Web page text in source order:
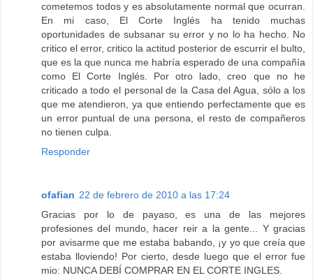
cometemos todos y es absolutamente normal que ocurran.
En mi caso, El Corte Inglés ha tenido muchas
oportunidades de subsanar su error y no lo ha hecho. No
critico el error, critico la actitud posterior de escurrir el bulto,
que es la que nunca me habría esperado de una compañía
como El Corte Inglés. Por otro lado, creo que no he
criticado a todo el personal de la Casa del Agua, sólo a los
que me atendieron, ya que entiendo perfectamente que es
un error puntual de una persona, el resto de compañeros
no tienen culpa.
Responder
ofafian 22 de febrero de 2010 a las 17:24
Gracias por lo de payaso, es una de las mejores
profesiones del mundo, hacer reir a la gente... Y gracias
por avisarme que me estaba babando, ¡y yo que creía que
estaba lloviendo! Por cierto, desde luego que el error fue
mio: NUNCA DEBÍ COMPRAR EN EL CORTE INGLES.